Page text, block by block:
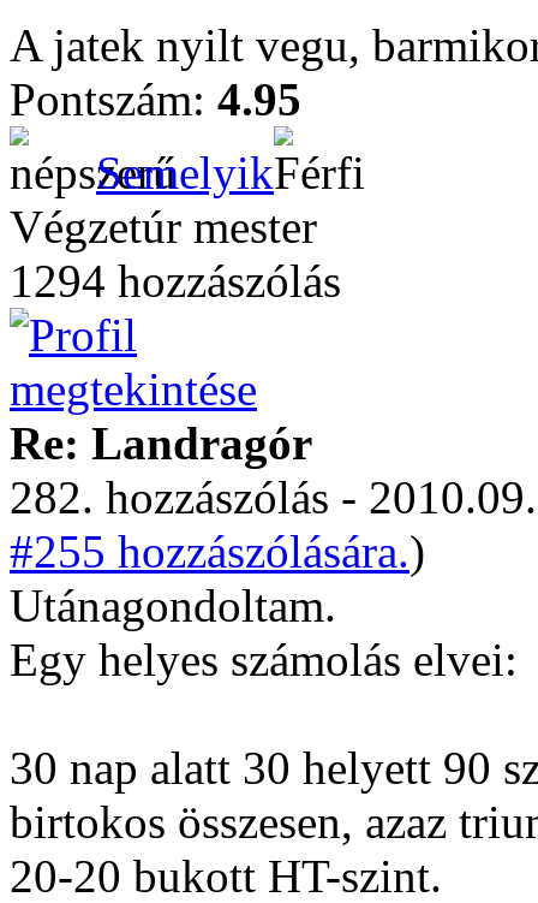
A jatek nyilt vegu,
Pontszám: 4.95
Semelyik
Végzetúr mester
1294 hozzászólás
Re: Landragór
282. hozzászólás -
#255 hozzászólására.)
Utánagondoltam.
Egy helyes számolás elvei:
30 nap alatt 30 helyett 90
birtokos összesen, azaz
20-20 bukott HT-szint.